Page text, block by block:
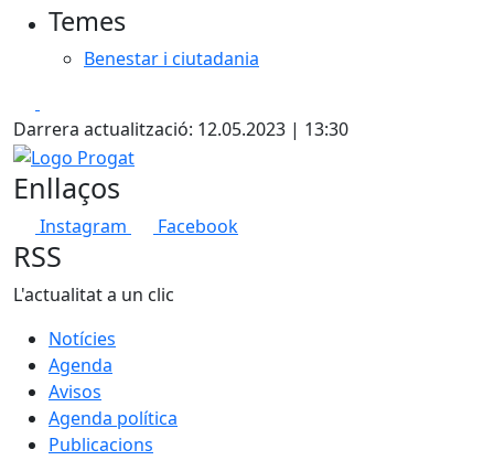
Temes
Benestar i ciutadania
Darrera actualització: 12.05.2023 | 13:30
Logo Progat
Enllaços
Instagram Facebook
RSS
L'actualitat a un clic
Notícies
Agenda
Avisos
Agenda política
Publicacions